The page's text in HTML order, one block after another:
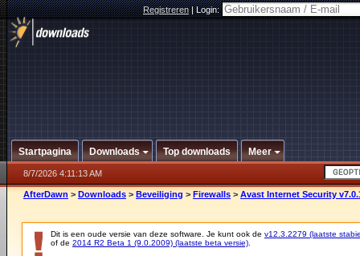
Registreren|Login:
Startpagina Downloads Top downloads Meer
8/7/2026 4:11:13 AM
AfterDawn > Downloads > Beveiliging > Firewalls > Avast Internet Security
Dit is een oude versie van deze software. Je kunt ook de v12.3.2279 (laatste
of de 2014 R2 Beta 1 (9.0.2009) (laatste beta versie)